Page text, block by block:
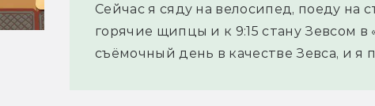
Сейчас я сяду на велосипед, поеду на
горячие щипцы и к 9:15 стану Зевсом
съёмочный день в качестве Зевса, и я